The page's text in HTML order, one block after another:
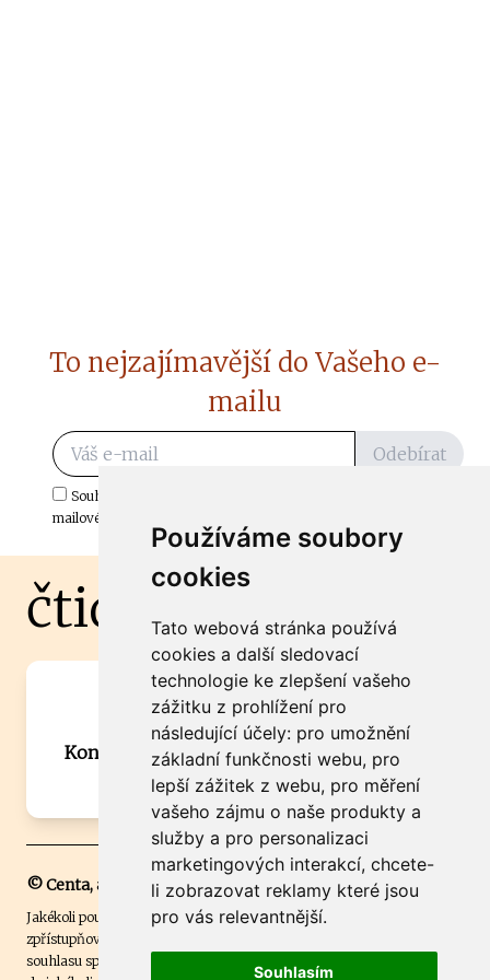
Používáme soubory
cookies
Tato webová stránka používá
cookies a další sledovací
technologie ke zlepšení vašeho
zážitku z prohlížení pro
následující účely: pro umožnění
základní funkčnosti webu, pro
lepší zážitek z webu, pro měření
vašeho zájmu o naše produkty a
služby a pro personalizaci
marketingových interakcí, chcete-
li zobrazovat reklamy které jsou
pro vás relevantnější.
Souhlasím
To nejzajímavější do Vašeho e-
mailu
Odebírat
Souhlasím s odběrem důležitých zpráv ze ČtiDoma.cz do mé e-
mailové schránky.
čtidoma.cz
Máte zajímavou informaci? Chcete
spolupracovat?
Kontaktujte šéfredaktora Martina Chalupu:
chalupa@ctidoma.cz
© Centa, a.s.
Jakékoli použití obsahu včetně převzetí, šíření či dalšího užití a
zpřístupňování textových či obrazových materiálů bez písemného
souhlasu společnosti Centa,a.s. je zakázáno. Čtenář svým přihlášením